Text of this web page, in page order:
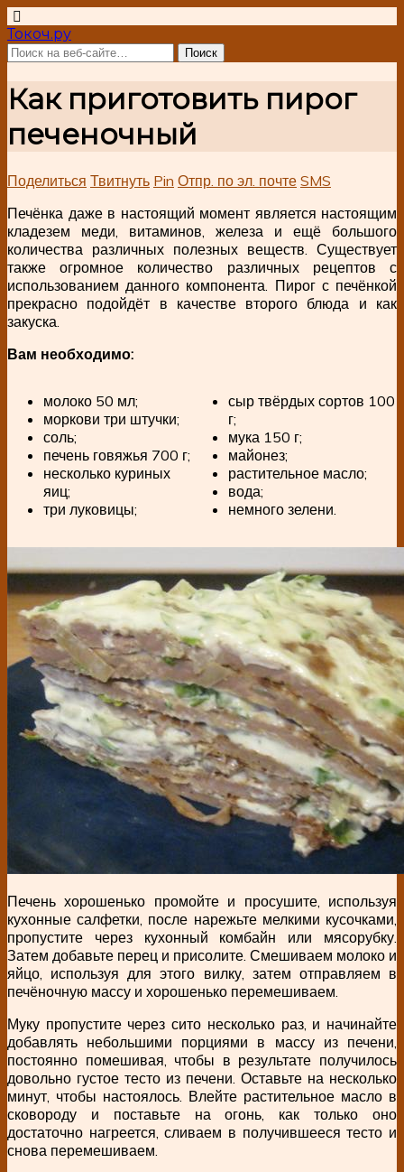
Токоч.ру
Как приготовить пирог
печеночный
Поделиться Твитнуть Pin Отпр. по эл. почте SMS
Печёнка даже в настоящий момент является настоящим
кладезем меди, витаминов, железа и ещё большого
количества различных полезных веществ. Существует
также огромное количество различных рецептов с
использованием данного компонента. Пирог с печёнкой
прекрасно подойдёт в качестве второго блюда и как
закуска.
Вам необходимо:
молоко 50 мл;
моркови три штучки;
соль;
печень говяжья 700 г;
несколько куриных
яиц;
три луковицы;
сыр твёрдых сортов 100
г;
мука 150 г;
майонез;
растительное масло;
вода;
немного зелени.
Печень хорошенько промойте и просушите, используя
кухонные салфетки, после нарежьте мелкими кусочками,
пропустите через кухонный комбайн или мясорубку.
Затем добавьте перец и присолите. Смешиваем молоко и
яйцо, используя для этого вилку, затем отправляем в
печёночную массу и хорошенько перемешиваем.
Муку пропустите через сито несколько раз, и начинайте
добавлять небольшими порциями в массу из печени,
постоянно помешивая, чтобы в результате получилось
довольно густое тесто из печени. Оставьте на несколько
минут, чтобы настоялось. Влейте растительное масло в
сковороду и поставьте на огонь, как только оно
достаточно нагреется, сливаем в получившееся тесто и
снова перемешиваем.